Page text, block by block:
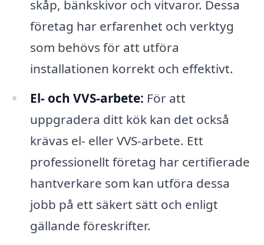
skåp, bänkskivor och vitvaror. Dessa
företag har erfarenhet och verktyg
som behövs för att utföra
installationen korrekt och effektivt.
El- och VVS-arbete: För att
uppgradera ditt kök kan det också
krävas el- eller VVS-arbete. Ett
professionellt företag har certifierade
hantverkare som kan utföra dessa
jobb på ett säkert sätt och enligt
gällande föreskrifter.